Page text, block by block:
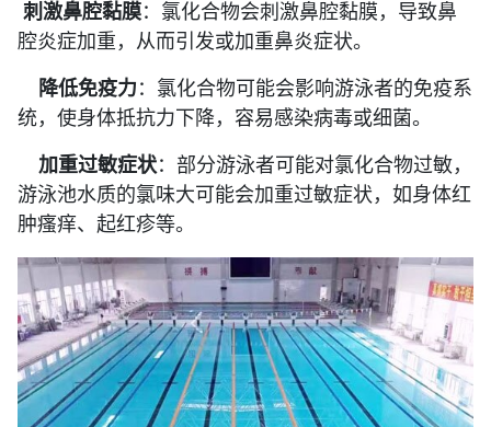
刺激鼻腔黏膜：氯化合物会刺激鼻腔黏膜，导致鼻
腔炎症加重，从而引发或加重鼻炎症状。
降低免疫力 ：氯化合物可能会影响游泳者的免疫系
统，使身体抵抗力下降，容易感染病毒或细菌。
加重过敏症状：部分游泳者可能对氯化合物过敏，
游泳池水质的氯味大可能会加重过敏症状，如身体红
肿瘙痒、起红疹等。